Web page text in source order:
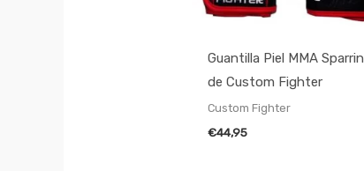
Guantilla Piel MMA
de Custom Fighter
Custom Fighter
€44,95